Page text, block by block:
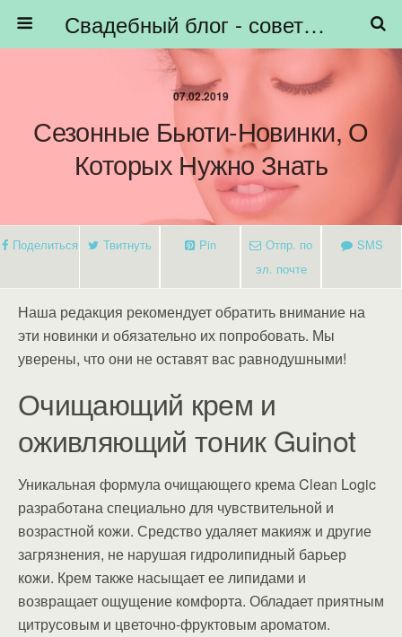
Свадебный блог - советы невестам, подготовка к свадьбе - HiBride
07.02.2019
Сезонные Бьюти-Новинки, О
Которых Нужно Знать
Поделиться Твитнуть Pin
Отпр. по
эл. почте
SMS
Наша редакция рекомендует обратить внимание на
эти новинки и обязательно их попробовать. Мы
уверены, что они не оставят вас равнодушными!
Очищающий крем и
оживляющий тоник Guinot
Уникальная формула очищающего крема Clean Logic
разработана специально для чувствительной и
возрастной кожи. Средство удаляет макияж и другие
загрязнения, не нарушая гидролипидный барьер
кожи. Крем также насыщает ее липидами и
возвращает ощущение комфорта. Обладает приятным
цитрусовым и цветочно-фруктовым ароматом.